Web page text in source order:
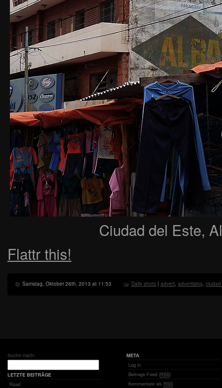
Ciudad del Este,
Flattr this!
Samstag, Oktober 26th, 2013 at 11:53 Daily shots | advert, advertising,
Suche nach:
LETZTE BEITRÄGE
Road
META
Log in
Beitrags-Feed (RSS)
Kommentare als RSS